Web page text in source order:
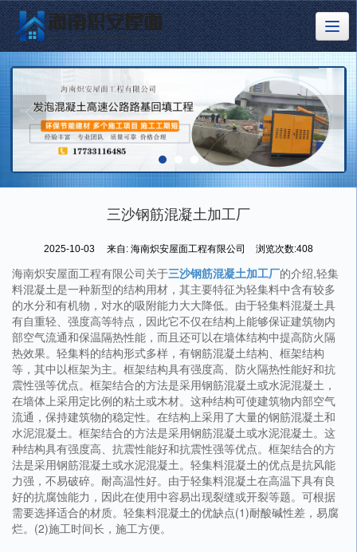
三沙钢筋混凝土加工厂
2025-10-03 来自: 海南炽安屋面工程有限公司 浏览次数:408
海南炽安屋面工程有限公司关于三沙钢筋混凝土加工厂的介绍,轻集
料混凝土是一种新型的结构用材，其主要特征为轻集料中含有较多
的水分和有机物，对水的吸附能力大大降低。由于轻集料混凝土具
有自重轻、强度高等特点，因此它不仅在结构上能够保证建筑物内
部空气流通和保温隔热性能，而且还可以在墙体结构中提高防火隔
热效果。轻集料的结构形式多样，有钢筋混凝土结构、框架结构
等，其中以框架为主。框架结构具有强度高、防火隔热性能好和抗
震性强等优点。框架结合的方法是采用钢筋混凝土或水泥混凝土，
在墙体上采用定比例的粘土或木材。这种结构可使建筑物内部空气
流通，保持建筑物的稳定性。在结构上采用了大量的钢筋混凝土和
水泥混凝土。框架结合的方法是采用钢筋混凝土或水泥混凝土。这
种结构具有强度高、抗震性能好和抗震性强等优点。框架结合的方
法是采用钢筋混凝土或水泥混凝土。轻集料混凝土的优点是抗风能
力强，不易破碎。耐高温性好。由于轻集料混凝土在高温下具有良
好的抗腐蚀能力，因此在使用中容易出现裂缝或开裂等题。可根据
需要选择适合的材质。轻集料混凝土的优缺点(1)耐酸碱性差，易腐
烂。(2)施工时间长，施工方便。